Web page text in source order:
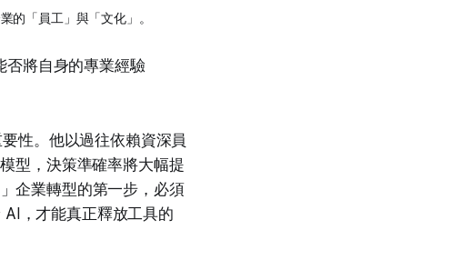
的「員工」與「文化」。
否將自身的專業經驗
性。他以過往依賴資深員
型，決策準確率將大幅提
企業轉型的第一步，必須
，才能真正釋放工具的